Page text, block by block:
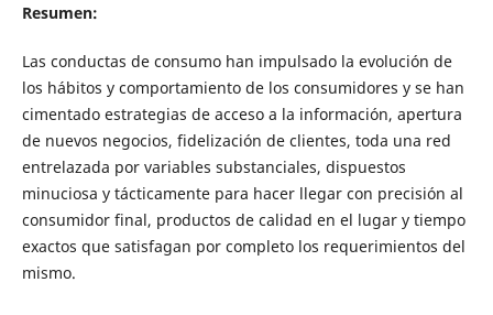
Resumen:
Las conductas de consumo han impulsado la evolución de
los hábitos y comportamiento de los consumidores y se han
cimentado estrategias de acceso a la información, apertura
de nuevos negocios, fidelización de clientes, toda una red
entrelazada por variables substanciales, dispuestos
minuciosa y tácticamente para hacer llegar con precisión al
consumidor final, productos de calidad en el lugar y tiempo
exactos que satisfagan por completo los requerimientos del
mismo.